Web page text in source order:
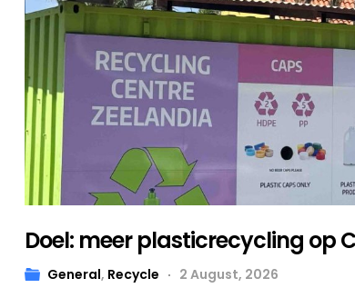
Doel: meer plasticrecycling op
General, Recycle 2 August, 2026